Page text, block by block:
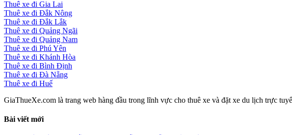
Thuê xe đi Gia Lai
Thuê xe đi Đắk Nông
Thuê xe đi Đắk Lắk
Thuê xe đi Quảng Ngãi
Thuê xe đi Quảng Nam
Thuê xe đi Phú Yên
Thuê xe đi Khánh Hòa
Thuê xe đi Bình Định
Thuê xe đi Đà Nẵng
Thuê xe đi Huế
GiaThueXe.com là trang web hàng đầu trong lĩnh vực cho thuê xe và đặt xe du lịch trực
Bài viết mới